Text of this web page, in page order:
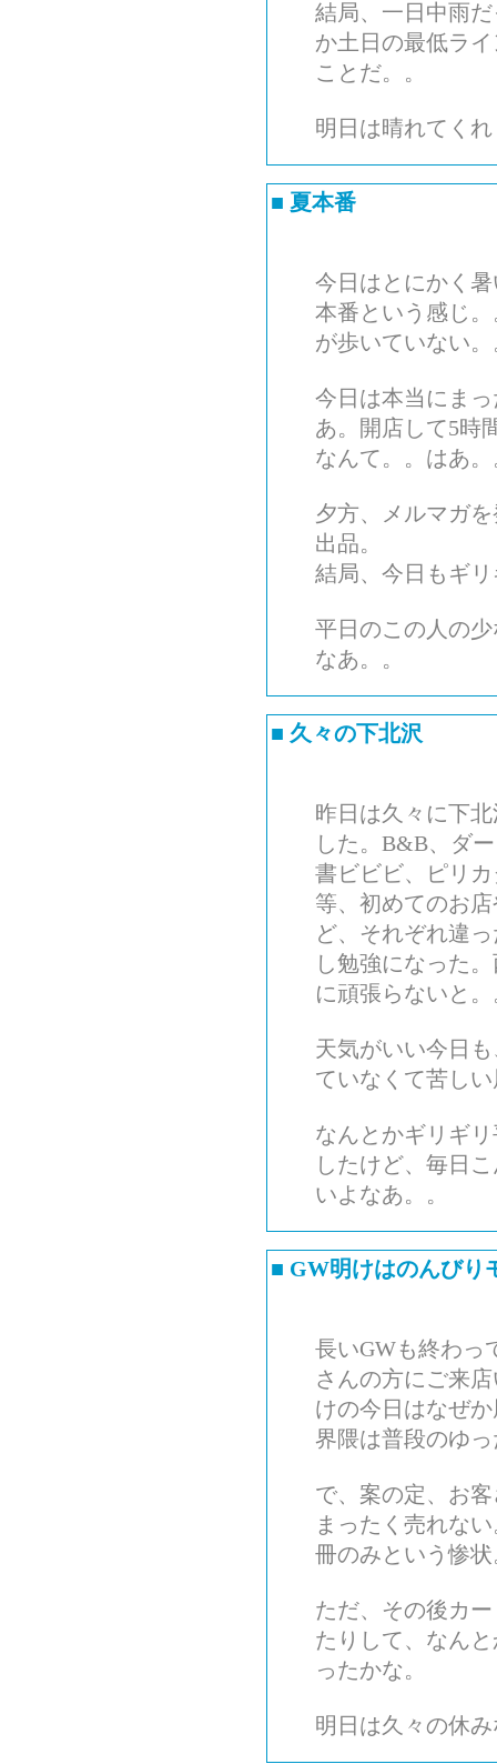
結局、一日中雨
か土日の最低ラ
ことだ。。
明日は晴れてく
■ 夏本番
今日はとにかく
本番という感じ
が歩いていない
今日は本当にま
あ。開店して5時
なんて。。はあ
夕方、メルマガ
出品。
結局、今日もギ
平日のこの人の
なあ。。
■ 久々の下北沢
昨日は久々に下
した。B&B、ダ
書ビビビ、ピリ
等、初めてのお
ど、それぞれ違
し勉強になった
に頑張らないと
天気がいい今日
ていなくて苦し
なんとかギリギ
したけど、毎日
いよなあ。。
■ GW明けはのんびり
長いGWも終わっ
さんの方にご来
けの今日はなぜ
界隈は普段のゆ
で、案の定、お
まったく売れな
冊のみという惨
ただ、その後カ
たりして、なん
ったかな。
明日は久々の休